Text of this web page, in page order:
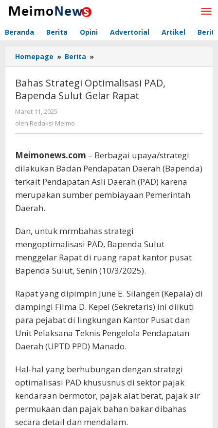
Lewati
Beranda Berita Opini Advertorial Artikel
Homepage » Berita »
Strategi
Optimalisasi
PAD,
Bapenda
Bahas Strategi Optimalisasi PAD,
Bapenda Sulut Gelar Rapat
Maret 11, 2025
Redaksi
oleh Redaksi Meimo
Meimonews.com – Berbagai upaya/strategi
dilakukan Badan Pendapatan Daerah (Bapenda)
terkait Pendapatan Asli Daerah (PAD) karena
merupakan sumber pembiayaan Pemerintah
Daerah.
Dan, untuk mrmbahas strategi
mengoptimalisasi PAD, Bapenda Sulut
menggelar Rapat di ruang rapat kantor pusat
Bapenda Sulut, Senin (10/3/2025).
Rapat yang dipimpin June E. Silangen (Kepala) di
dampingi Filma D. Kepel (Sekretaris) ini diikuti
para pejabat di lingkungan Kantor Pusat dan
Unit Pelaksana Teknis Pengelola Pendapatan
Daerah (UPTD PPD) Manado.
Hal-hal yang berhubungan dengan strategi
optimalisasi PAD khususnus di sektor pajak
kendaraan bermotor, pajak alat berat, pajak air
permukaan dan pajak bahan bakar dibahas
secara detail dan mendalam.